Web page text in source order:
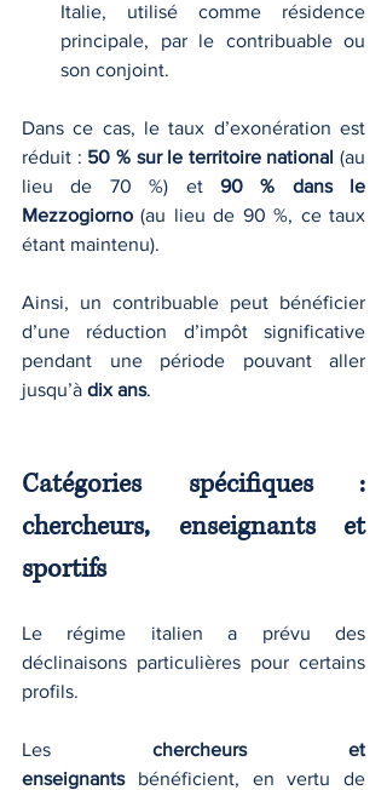
Italie, utilisé comme résidence
principale, par le contribuable ou
son conjoint.
Dans ce cas, le taux d’exonération est
réduit : 50 % sur le territoire national (au
lieu de 70 %) et 90 % dans le
Mezzogiorno (au lieu de 90 %, ce taux
étant maintenu).
Ainsi, un contribuable peut bénéficier
d’une réduction d’impôt significative
pendant une période pouvant aller
jusqu’à dix ans.
Catégories spécifiques :
chercheurs, enseignants et
sportifs
Le régime italien a prévu des
déclinaisons particulières pour certains
profils.
Les chercheurs et
enseignants bénéficient, en vertu de